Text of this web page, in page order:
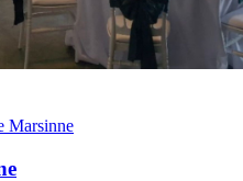
Marsinne